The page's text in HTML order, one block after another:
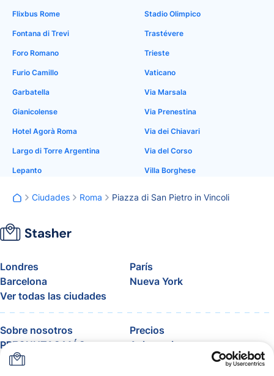
Flixbus Rome
Fontana di Trevi
Foro Romano
Furio Camillo
Garbatella
Gianicolense
Hotel Agorà Roma
Largo di Torre Argentina
Lepanto
Stadio Olimpico
Trastévere
Trieste
Vaticano
Via Marsala
Via Prenestina
Via dei Chiavari
Via del Corso
Villa Borghese
Ciudades Roma Piazza di San Pietro in Vincoli
Londres
París
Barcelona
Nueva York
Ver todas las ciudades
Sobre nosotros
Precios
PREGUNTAS MÁS
FRECUENTES
Asistencia